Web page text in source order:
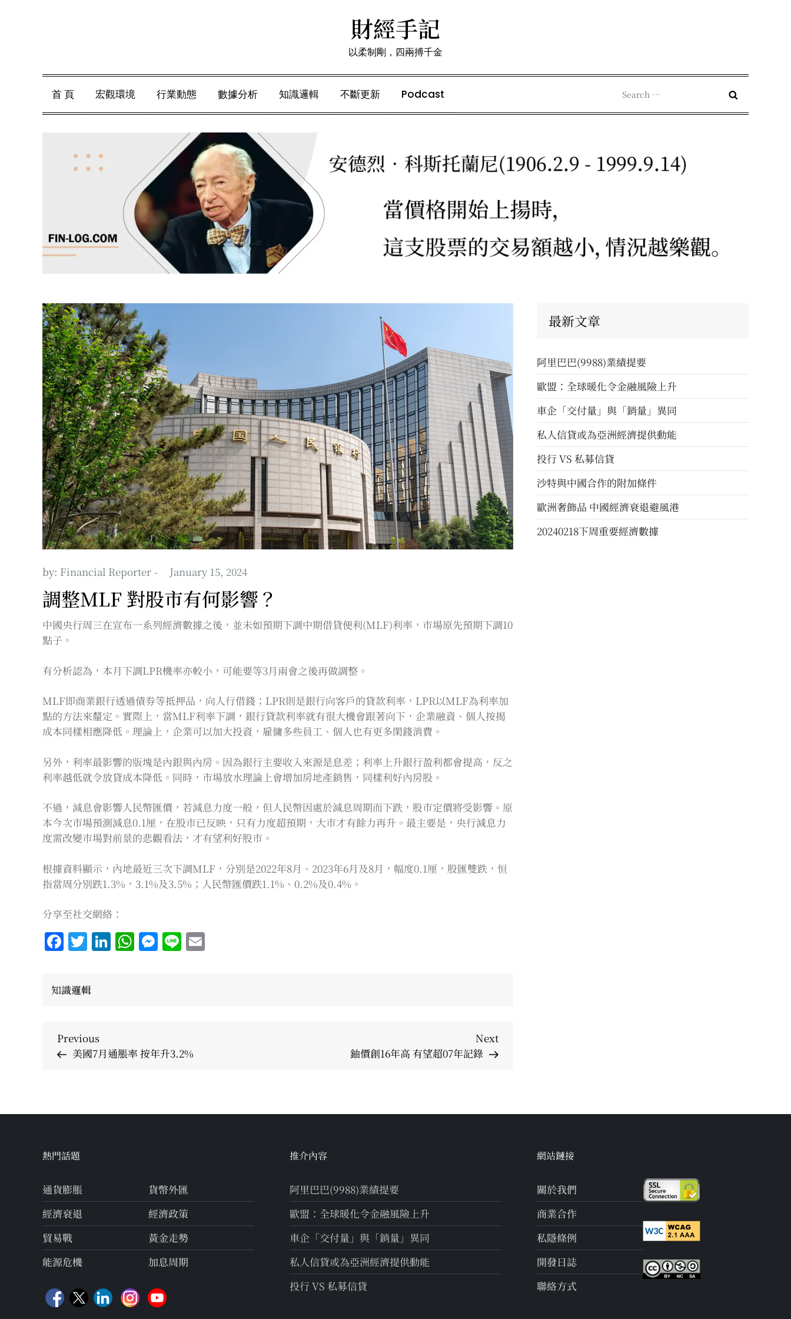
財經手記
以柔制剛，四兩搏千金
首 頁 宏觀環境 行業動態 數據分析 知識邏輯 不斷更新 Podcast
for:
by: Financial Reporter
調整MLF 對股市有何影響？
中國央行周三在宣布一系列經濟數據之後，並未如預期下調中期借貸便利(MLF)利率，市場原先預期下調10
點子。
有分析認為，本月下調LPR機率亦較小，可能要等3月兩會之後再做調整。
MLF即商業銀行透過債券等抵押品，向人行借錢；LPR則是銀行向客戶的貸款利率，LPR以MLF為利率加
點的方法來釐定。實際上，當MLF利率下調，銀行貸款利率就有很大機會跟著向下，企業融資、個人按揭
成本同樣相應降低。理論上，企業可以加大投資，雇傭多些員工、個人也有更多閑錢消費。
另外，利率最影響的版塊是內銀與內房。因為銀行主要收入來源是息差；利率上升銀行盈利都會提高，反之
利率越低就令放貸成本降低。同時，市場放水理論上會增加房地產銷售，同樣利好內房股。
不過，減息會影響人民幣匯價，若減息力度一般，但人民幣因處於減息周期而下跌，股市定價將受影響。原
本今次市場預測減息0.1厘，在股市已反映，只有力度超預期，大市才有餘力再升。最主要是，央行減息力
度需改變市場對前景的悲觀看法，才有望利好股市。
根據資料顯示，內地最近三次下調MLF，分別是2022年8月、2023年6月及8月，幅度0.1厘，股匯雙跌，恒
指當周分別跌1.3%，3.1%及3.5%；人民幣匯價跌1.1%、0.2%及0.4%。
分享至社交網絡：
Facebook
Twitter
LinkedIn
WhatsApp
Messenger
Line
知識邏輯
Post
Previous
Post
Previous
美國7月通脹率 按年升3.2%
Next
Post
Next
鈾價創16年高 有望超07年記錄
最新文章
阿里巴巴(9988)業績提要
歐盟：全球暖化令金融風險上升
車企「交付量」與「銷量」異同
私人信貸或為亞洲經濟提供動能
投行 VS 私募信貸
沙特與中國合作的附加條件
歐洲奢飾品 中國經濟衰退避風港
20240218下周重要經濟數據
熱門話題
通貨膨脹
經濟衰退
貿易戰
能源危機
貨幣外匯
經濟政策
黃金走勢
加息周期
推介內容
阿里巴巴(9988)業績提要
歐盟：全球暖化令金融風險上升
車企「交付量」與「銷量」異同
私人信貸或為亞洲經濟提供動能
投行 VS 私募信貸
網站鏈接
關於我們
商業合作
私隱條例
開發日誌
聯絡方式